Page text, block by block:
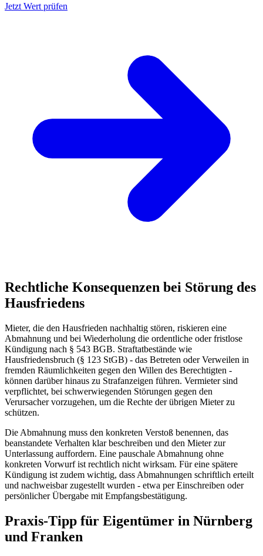
Jetzt Wert prüfen
Rechtliche Konsequenzen bei Störung des
Hausfriedens
Mieter, die den Hausfrieden nachhaltig stören, riskieren eine
Abmahnung und bei Wiederholung die ordentliche oder fristlose
Kündigung nach § 543 BGB. Straftatbestände wie
Hausfriedensbruch (§ 123 StGB) - das Betreten oder Verweilen in
fremden Räumlichkeiten gegen den Willen des Berechtigten -
können darüber hinaus zu Strafanzeigen führen. Vermieter sind
verpflichtet, bei schwerwiegenden Störungen gegen den
Verursacher vorzugehen, um die Rechte der übrigen Mieter zu
schützen.
Die Abmahnung muss den konkreten Verstoß benennen, das
beanstandete Verhalten klar beschreiben und den Mieter zur
Unterlassung auffordern. Eine pauschale Abmahnung ohne
konkreten Vorwurf ist rechtlich nicht wirksam. Für eine spätere
Kündigung ist zudem wichtig, dass Abmahnungen schriftlich erteilt
und nachweisbar zugestellt wurden - etwa per Einschreiben oder
persönlicher Übergabe mit Empfangsbestätigung.
Praxis-Tipp für Eigentümer in Nürnberg
und Franken